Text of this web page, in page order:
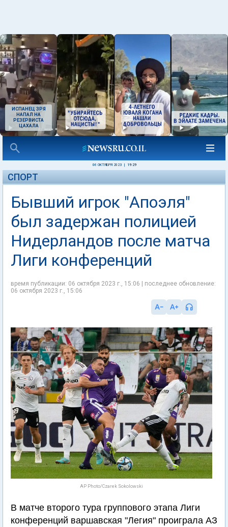
ИСПАНЕЦ ЗРЯ
НАПАЛ НА
РЕЗЕРВИСТА
ЦАХАЛА
06 ОКТЯБРЯ 2023 19:29
СПОРТ
Бывший игрок "Апоэля"
был задержан полицией
Нидерландов после матча
Лиги конференций
время публикации: 06 октября 2023 г., 15:06 | последнее обновление:
06 октября 2023 г., 15:06
AP Photo/Czarek Sokolowski
В матче второго тура группового этапа Лиги
конференций варшавская "Легия" проиграла АЗ